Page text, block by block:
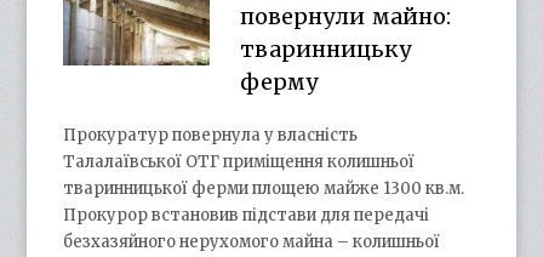
повернули майно:
тваринницьку
ферму
Прокуратур повернула у власність
Талалаївської ОТГ приміщення колишньої
тваринницької ферми площею майже 1300 кв.м.
Прокурор встановив підстави для передачі
безхазяйного нерухомого майна – колишньої